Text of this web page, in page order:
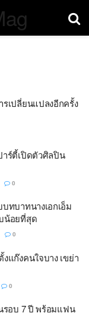
รเปลี่ยนแปลงอีกครั้ง
ร์ตี้เปิดตัวศิลปิน
0
ทบาทนางเอกเอ็ม
น้อยที่สุด
0
แก๊งคนใจบาง เขย่า
0
รอบ 7 ปี พร้อมแฟน